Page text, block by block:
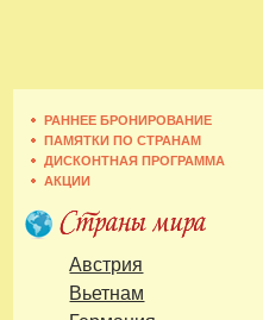
РАННЕЕ БРОНИРОВАНИЕ
ПАМЯТКИ ПО СТРАНАМ
ДИСКОНТНАЯ ПРОГРАММА
АКЦИИ
Австрия
Вьетнам